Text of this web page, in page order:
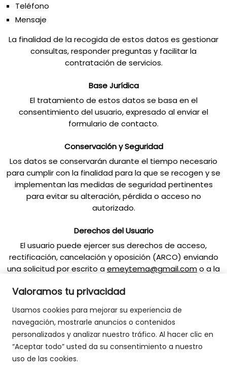
Valoramos tu privacidad
Usamos cookies para mejorar su experiencia de
navegación, mostrarle anuncios o contenidos
personalizados y analizar nuestro tráfico. Al hacer clic en
“Aceptar todo” usted da su consentimiento a nuestro
uso de las cookies.
Teléfono
Mensaje
La finalidad de la recogida de estos datos es gestionar
consultas, responder preguntas y facilitar la
contratación de servicios.
Base Jurídica
El tratamiento de estos datos se basa en el
consentimiento del usuario, expresado al enviar el
formulario de contacto.
Conservación y Seguridad
Los datos se conservarán durante el tiempo necesario
para cumplir con la finalidad para la que se recogen y se
implementan las medidas de seguridad pertinentes
para evitar su alteración, pérdida o acceso no
autorizado.
Derechos del Usuario
El usuario puede ejercer sus derechos de acceso,
rectificación, cancelación y oposición (ARCO) enviando
una solicitud por escrito aemeytema@gmail.como a la